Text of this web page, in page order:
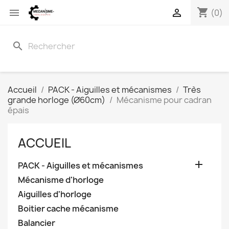
 shopping_cart (0)

search
Accueil PACK - Aiguilles et mécanismes
Très
grande horloge (Ø60cm)
Mécanisme pour cadran
épais
ACCUEIL
PACK - Aiguilles et mécanismes 
Mécanisme d'horloge
Aiguilles d'horloge
Boitier cache mécanisme
Balancier